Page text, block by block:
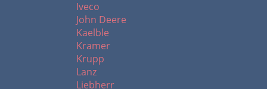
Iveco
John Deere
Kaelble
Kramer
Krupp
Lanz
Liebherr